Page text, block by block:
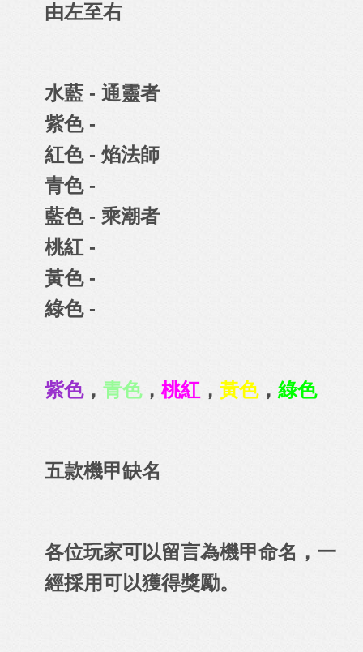
由左至右
水藍 - 通靈者
紫色 -
紅色 - 焰法師
青色 -
藍色 - 乘潮者
桃紅 -
黃色 -
綠色 -
紫色， 青色， 桃紅 ， 黃色， 綠色
五款機甲缺名
各位玩家可以留言為機甲命名，一
經採用可以獲得獎勵。